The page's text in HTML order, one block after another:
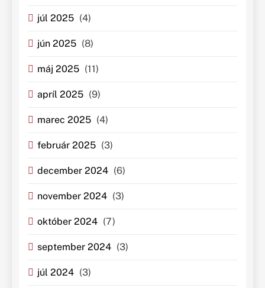
júl 2025 (4)
jún 2025 (8)
máj 2025 (11)
apríl 2025 (9)
marec 2025 (4)
február 2025 (3)
december 2024 (6)
november 2024 (3)
október 2024 (7)
september 2024 (3)
júl 2024 (3)